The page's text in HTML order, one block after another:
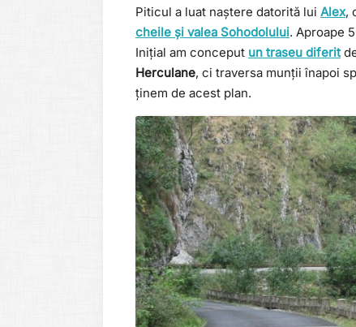
Piticul a luat naștere datorită lui Alex,
cheile și valea Sohodolului. Aproape
Inițial am conceput un traseu diferit
Herculane, ci traversa munții înapoi
ținem de acest plan.